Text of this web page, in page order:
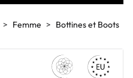
Femme
Bottines et Boots